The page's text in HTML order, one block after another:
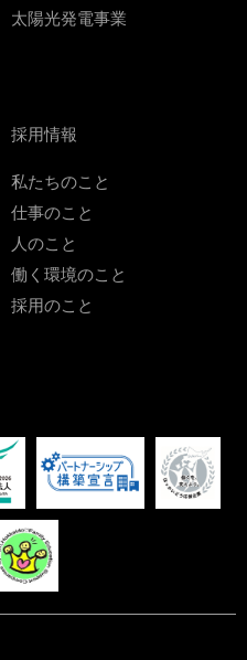
太陽光発電事業
採用情報
私たちのこと
仕事のこと
人のこと
働く環境のこと
採用のこと